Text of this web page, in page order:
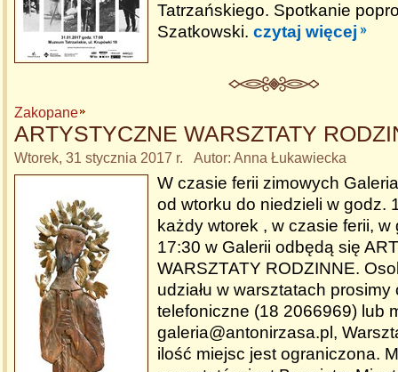
Tatrzańskiego. Spotkanie
Szatkowski. czytaj więcej
Zakopane
ARTYSTYCZNE WARSZTATY
Wtorek, 31 stycznia 2017 r. Autor: Anna Łukawiecka
W czasie ferii zimowych
od wtorku do niedzieli w godz.
każdy wtorek , w czasie ferii, w
17:30 w Galerii odbędą się
WARSZTATY RODZINNE.
udziału w warsztatach prosimy
telefoniczne (18 2066969) lub
galeria@antonirzasa.pl,
ilość miejsc jest ograniczona.